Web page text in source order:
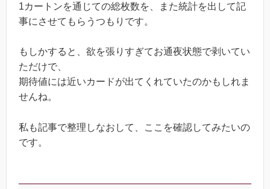
1カートンを通じての総枚数を、また統計を出して記
事にさせてもらうつもりです。
もしかすると、欲を張りすぎてお通夜状態で剥いてい
ただけで、
期待値には近いカードが出てくれていたのかもしれま
せんね。
私も記事で整理しなおして、ここを確認してみたいの
です。